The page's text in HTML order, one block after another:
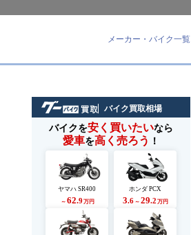
メーカー・バイク一覧
バイク買取相場
バイクを安く買いたいなら
愛車を高く売ろう ！
ヤマハ SR400
～ 62.9 万円
ホンダ PCX
3.6 ～ 29.2 万円